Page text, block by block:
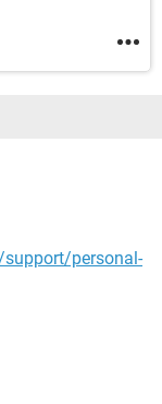
personal-